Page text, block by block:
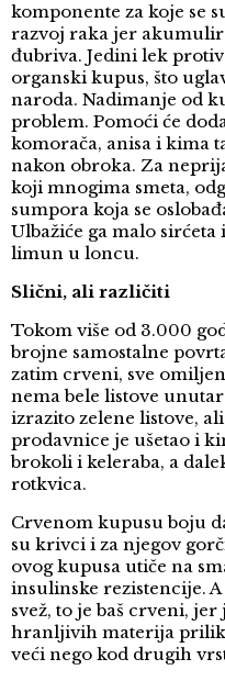
komponente za koje se
razvoj raka jer
đubriva. Jedini lek
organski kupus, što
naroda. Nadimanje od
problem. Pomoći će
komorača, anisa i kima
nakon obroka. Za
koji mnogima smeta,
sumpora koja se
Ulbažiće ga malo
limun u loncu.
Slični, ali različiti
Tokom više od 3.000
brojne samostalne
zatim crveni, sve
nema bele listove
izrazito zelene listove,
prodavnice je ušetao i
brokoli i keleraba, a
rotkvica.
Crvenom kupusu boju
su krivci i za njegov
ovog kupusa utiče na
insulinske rezistencije.
svež, to je baš crveni,
hranljivih materija
veći nego kod drugih